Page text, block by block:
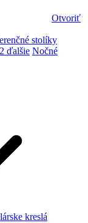
Otvoriť
stolíky
ďalšie Nočné
kreslá